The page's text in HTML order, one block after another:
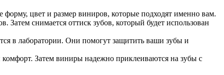
цвет и размер виниров, которые подходят именно вам.
Затем снимается оттиск зубов, который будет использован
в лаборатории. Они помогут защитить ваши зубы и
Затем виниры надежно приклеиваются на зубы с